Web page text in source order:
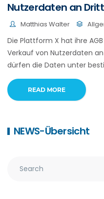
Nutzerdaten an
Matthias Walter
Die Plattform X hat ihre
Verkauf von Nutzerdaten
dürfen die Daten unter
READ MORE
NEWS-Übersicht